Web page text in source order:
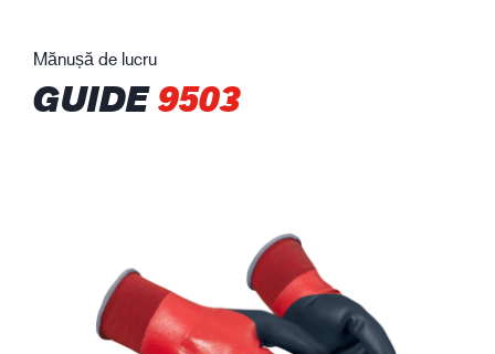
Mănușă de lucru
GUIDE9503